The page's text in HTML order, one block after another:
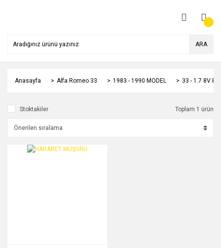
ARA
Anasayfa Alfa Romeo 33 1983 - 1990 MODEL 33 - 1.7 8V
Stoktakiler Toplam 1 ürün